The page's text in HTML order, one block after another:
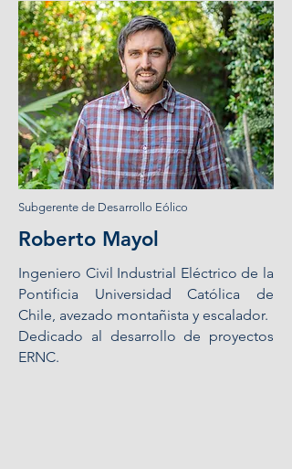
Subgerente de Desarrollo Eólico
Roberto Mayol
Ingeniero Civil Industrial Eléctrico de la
Pontificia Universidad Católica de
Chile, avezado montañista y escalador.
Dedicado al desarrollo de proyectos
ERNC.